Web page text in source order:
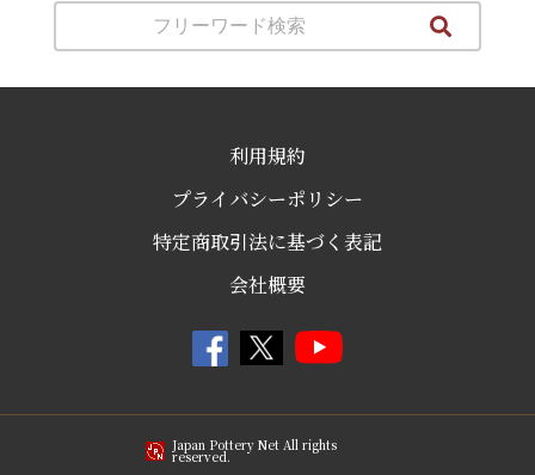
利用規約
プライバシーポリシー
特定商取引法に基づく表記
会社概要
Japan Pottery Net All rights
reserved.